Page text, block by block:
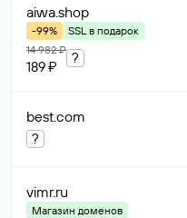
aiwa.shop
-99%
SSL в подарок
14 982 ₽
189 ₽
?
best.com
?
vimr.ru
Магазин доменов